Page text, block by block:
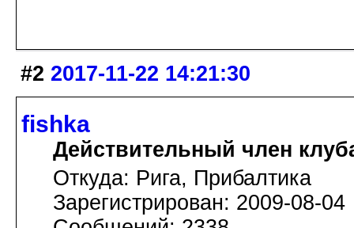
#2 2017-11-22 14:21:30
fishka
Действительный член
Откуда: Рига, Прибалтика
Зарегистрирован: 2009-08-04